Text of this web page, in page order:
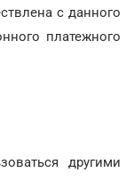
с данного
платежного
другими